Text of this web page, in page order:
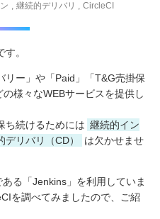
継続的デリバリ CircleCI
。
リー」や「Paid」「T&G売掛保
様々なWEBサービスを提供し
ち続けるためには 継続的イン
デリバリ（CD）
は欠かせませ
る「Jenkins」を利用していま
を調べてみましたので、ご紹